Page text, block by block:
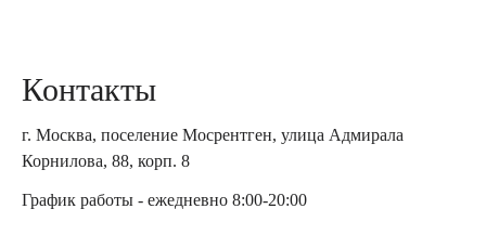
Контакты
г. Москва, поселение Мосрентген, улица Адмирала
Корнилова, 88, корп. 8
График работы - ежедневно 8:00-20:00